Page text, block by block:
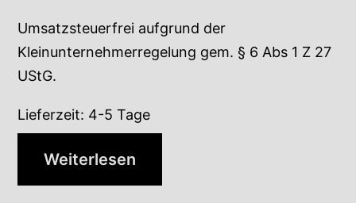
Umsatzsteuerfrei aufgrund der
Kleinunternehmerregelung gem. § 6 Abs 1 Z 27
UStG.
Lieferzeit: 4-5 Tage
Weiterlesen